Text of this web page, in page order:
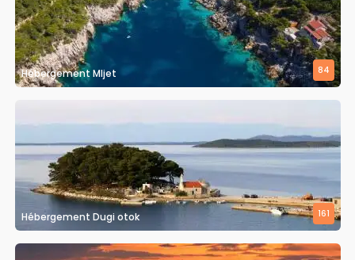
84
Hébergement Mljet
161
Hébergement Dugi otok